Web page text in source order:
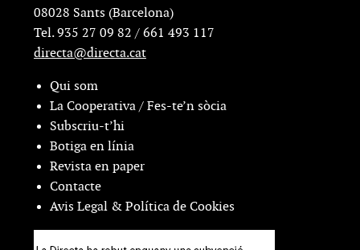
08028 Sants (Barcelona)
Tel. 935 27 09 82 / 661 493 117
directa@directa.cat
Qui som
La Cooperativa / Fes-te’n sòcia
Subscriu-t’hi
Botiga en línia
Revista en paper
Contacte
Avis Legal & Política de Cookies